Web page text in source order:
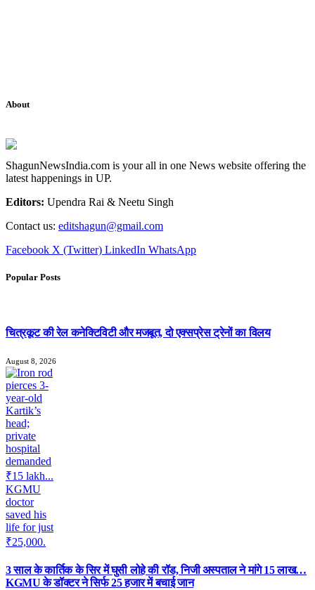
About
ShagunNewsIndia.com is your all in one News website offering the
latest happenings in UP.
Editors: Upendra Rai & Neetu Singh
Contact us: editshagun@gmail.com
Facebook X (Twitter) LinkedIn WhatsApp
Popular Posts
चित्रकूट की रेल कनेक्टिविटी और मजबूत, दो एक्सप्रेस ट्रेनों का विलय
August 8, 2026
3 साल के कार्तिक के सिर में घुसी लोहे की रॉड, निजी अस्पताल ने मांगे 15 लाख…
KGMU के डॉक्टर ने सिर्फ 25 हजार में बचाई जान